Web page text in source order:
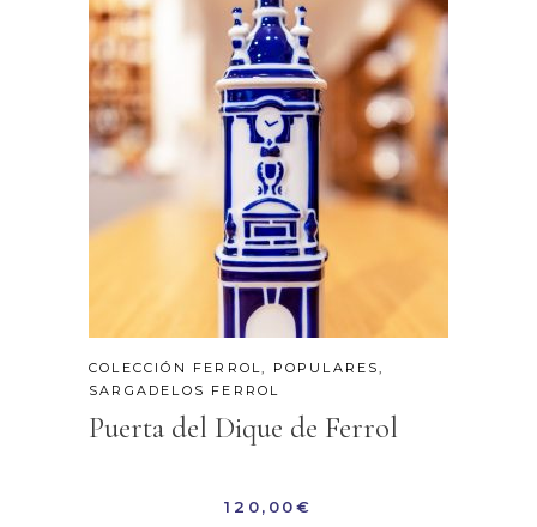
COLECCIÓN FERROL, POPULARES,
SARGADELOS FERROL
Puerta del Dique de Ferrol
120,00€